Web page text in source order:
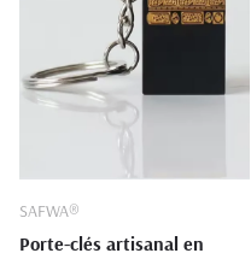
SAFWA®
Porte-clés artisanal en